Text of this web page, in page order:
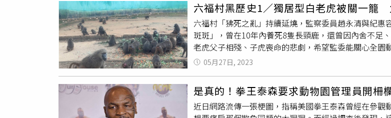
府形象。監察委員指出，桃園市政府自3月中旬以來，
事件，桃市府多次電話諮詢相關專業單位，農業部林
給予充分情境說明，且獵人駕駛有「新竹林區管理處
的」等語，外人均認係中央主管機關農業部人員到場
業部亦難辭其咎。監委指出，桃園市政府及新竹縣政
不常見，現階段地方主管機關僅能處理流浪犬貓等小
費、專業技術等問題，建議未來應由中央主政。監委指
竹縣政府事後雖現地查核並命其限期改善、加強防逃措
養環境不良等情，仍應持續追蹤、輔導改善，以落實生
六福村黑歷史1／獨居型白老虎被關一籠
六福村「狒死之亂」持續延燒，監察委員趙永清與紀
斑斑」，曾在10年內養死8隻長頸鹿，還曾因內舍不足
老虎父子相殘、子虎喪命的悲劇，希望監委能關心全
種、上千隻動物，包括24隻
、19隻非洲獅，
老虎「瑪西薩」並進行2度繁殖，導致園內最高有6隻
遊客收費2200元籠車費，並讓這些珍貴生物像貓狗一
供）而六福村長年來以教育之名合法引進、繁殖保育類
「猛獸籠車」，讓遊客搭乘特製的鐵籠車，進入孟加拉
05月27日, 2023
是真的！拳王泰森要求動物園管理員開
近日網路流傳一張梗圖，指稱美國拳王泰森曾經在參